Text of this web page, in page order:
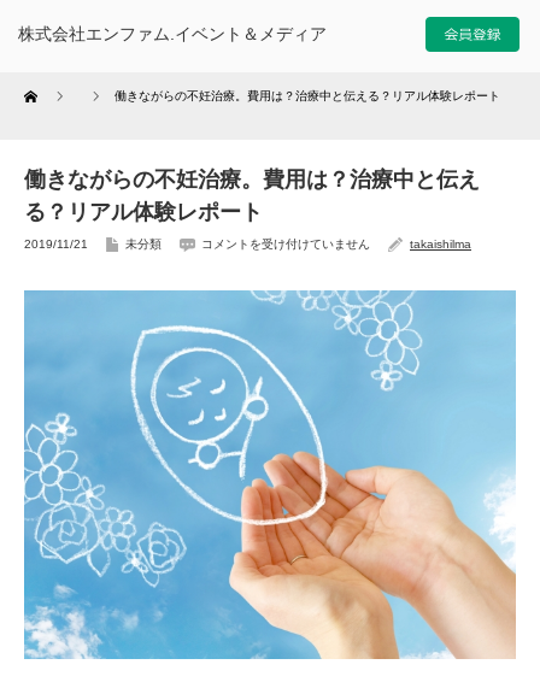
株式会社エンファム.イベント＆メディア
Home 働きながらの不妊治療。費用は？治療中と伝える？リアル体験レポート
働きながらの不妊治療。費用は？治療中と伝え
る？リアル体験レポート
2019/11/21 未分類 コメントを受け付けていません takaishilma